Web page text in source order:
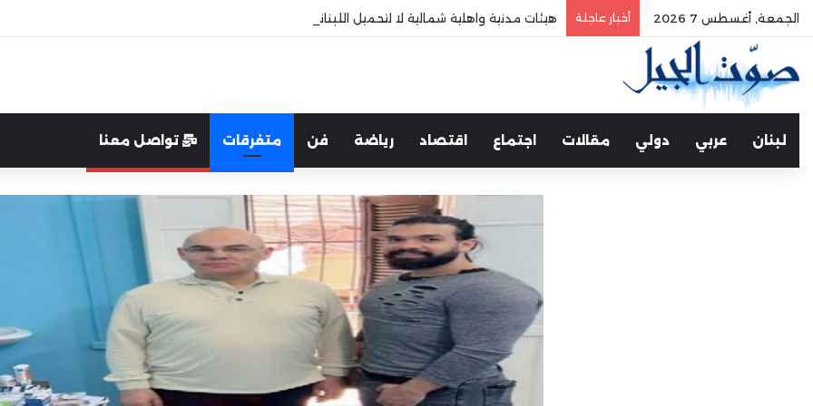
الجمعة, أغسطس 7 2026 أخبار عاجلة هيئات مدنية واهلية شمالية لا لتحميل اللبنانيين ثمن الأزمات… إلغاء الضرائب لا تعليقها
لبنان عربي دولي مقالات اجتماع اقتصاد رياضة فن متفرقات تواصل معنا